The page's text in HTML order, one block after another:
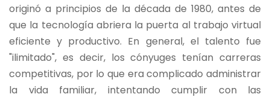
originó a principios de la década de 1980, antes de
que la tecnología abriera la puerta al trabajo virtual
eficiente y productivo. En general, el talento fue
"ilimitado", es decir, los cónyuges tenían carreras
competitivas, por lo que era complicado administrar
la vida familiar, intentando cumplir con las